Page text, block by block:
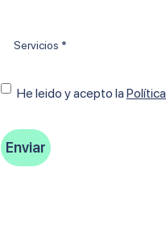
Consentimiento
He leido y acepto Ia